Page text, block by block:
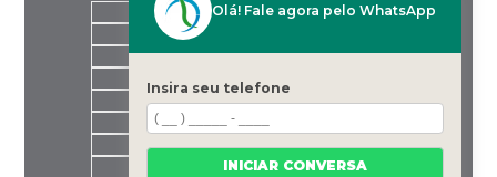
HOME
PRODUTOS
DESPACHANTES PARCEIROS
CONTATO
CATEGORIAS
MAPA DO SITE
Olá! Fale agora pelo WhatsApp
Insira seu telefone
INICIAR CONVERSA